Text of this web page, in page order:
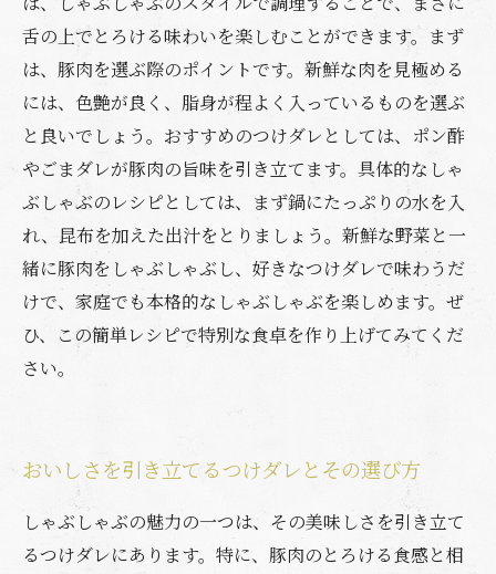
舌の上でとろける味わいを楽しむことができます。まず
は、豚肉を選ぶ際のポイントです。新鮮な肉を見極める
には、色艶が良く、脂身が程よく入っているものを選ぶ
と良いでしょう。おすすめのつけダレとしては、ポン酢
やごまダレが豚肉の旨味を引き立てます。具体的なしゃ
ぶしゃぶのレシピとしては、まず鍋にたっぷりの水を入
れ、昆布を加えた出汁をとりましょう。新鮮な野菜と一
緒に豚肉をしゃぶしゃぶし、好きなつけダレで味わうだ
けで、家庭でも本格的なしゃぶしゃぶを楽しめます。ぜ
ひ、この簡単レシピで特別な食卓を作り上げてみてくだ
さい。
おいしさを引き立てるつけダレとその選び方
しゃぶしゃぶの魅力の一つは、その美味しさを引き立て
るつけダレにあります。特に、豚肉のとろける食感と相